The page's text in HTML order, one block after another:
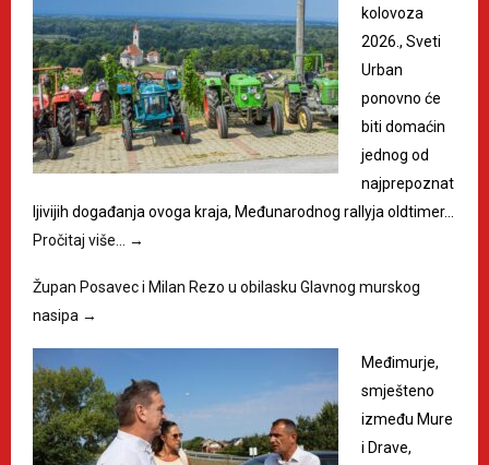
kolovoza
2026., Sveti
Urban
ponovno će
biti domaćin
jednog od
najprepoznat
ljivijih događanja ovoga kraja, Međunarodnog rallyja oldtimer…
Pročitaj više…
→
Župan Posavec i Milan Rezo u obilasku Glavnog murskog
nasipa →
Međimurje,
smješteno
između Mure
i Drave,